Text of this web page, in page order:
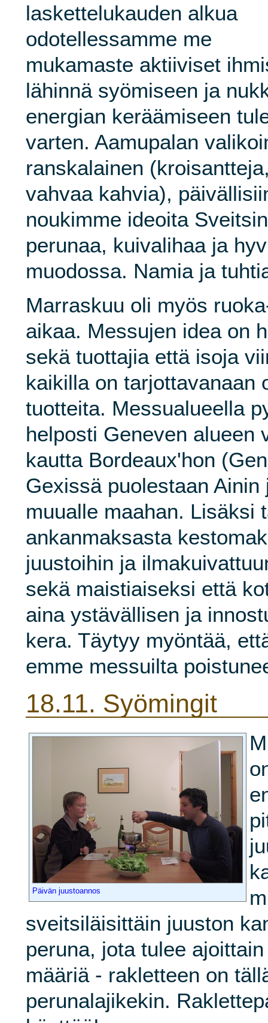
laskettelukauden alkua
odotellessamme me
mukamaste aktiiviset
lähinnä syömiseen ja
energian keräämiseen
varten. Aamupalan
ranskalainen
vahvaa kahvia),
noukimme ideoita
perunaa, kuivalihaa ja
muodossa. Namia ja
Marraskuu oli myös
aikaa. Messujen idea on
sekä tuottajia että isoja
kaikilla on tarjottavanaan
tuotteita. Messualueella
helposti Geneven alueen
kautta Bordeaux'hon
Gexissä puolestaan
muualle maahan. Lisäksi
ankanmaksasta
juustoihin ja
sekä maistiaiseksi että
aina ystävällisen ja
kera. Täytyy myöntää,
emme messuilta
18.11. Syömingit
Päivän juustoannos
sveitsiläisittäin juuston
peruna, jota tulee
määriä - rakletteen on
perunalajikekin.